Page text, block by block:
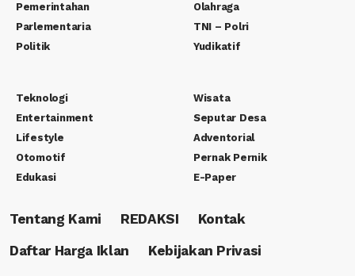
Pemerintahan
Parlementaria
Politik
Olahraga
TNI – Polri
Yudikatif
Teknologi
Entertainment
Lifestyle
Otomotif
Edukasi
Wisata
Seputar Desa
Adventorial
Pernak Pernik
E-Paper
Tentang Kami REDAKSI
Kontak
Daftar Harga Iklan
Kebijakan Privasi